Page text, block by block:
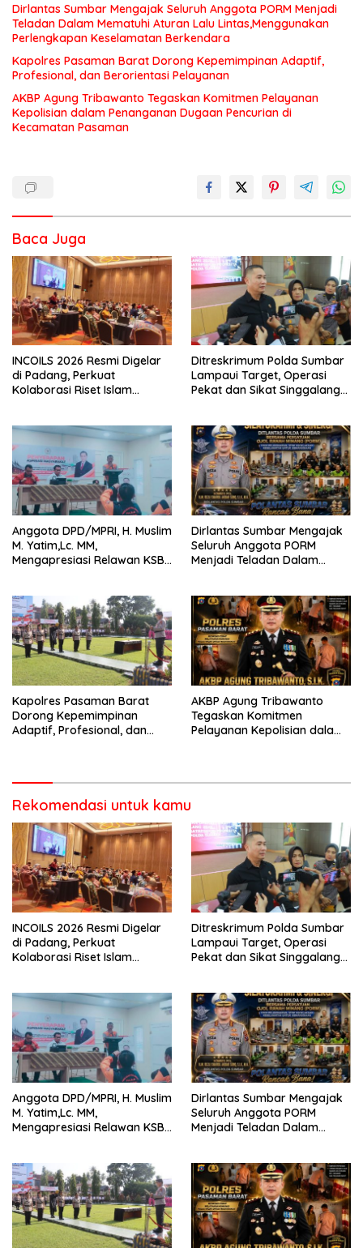
Dirlantas Sumbar Mengajak Seluruh Anggota PORM Menjadi
Teladan Dalam Mematuhi Aturan Lalu Lintas,Menggunakan
Perlengkapan Keselamatan Berkendara
Kapolres Pasaman Barat Dorong Kepemimpinan Adaptif,
Profesional, dan Berorientasi Pelayanan
AKBP Agung Tribawanto Tegaskan Komitmen Pelayanan
Kepolisian dalam Penanganan Dugaan Pencurian di
Kecamatan Pasaman
Baca Juga
INCOILS 2026 Resmi Digelar
di Padang, Perkuat
Kolaborasi Riset Islam
Ditreskrimum Polda Sumbar
Lampaui Target, Operasi
Pekat dan Sikat Singgalang
Anggota DPD/MPRI, H. Muslim
M. Yatim,Lc. MM,
Mengapresiasi Relawan KSB
Bencana
Dirlantas Sumbar Mengajak
Seluruh Anggota PORM
Menjadi Teladan Dalam
Perlengkapan Keselamatan
Berkendara
Kapolres Pasaman Barat
Dorong Kepemimpinan
Adaptif, Profesional, dan
AKBP Agung Tribawanto
Tegaskan Komitmen
Pelayanan Kepolisian dalam
Rekomendasi untuk kamu
INCOILS 2026 Resmi Digelar
di Padang, Perkuat
Kolaborasi Riset Islam
Ditreskrimum Polda Sumbar
Lampaui Target, Operasi
Pekat dan Sikat Singgalang
Anggota DPD/MPRI, H. Muslim
M. Yatim,Lc. MM,
Mengapresiasi Relawan KSB
Bencana
Dirlantas Sumbar Mengajak
Seluruh Anggota PORM
Menjadi Teladan Dalam
Perlengkapan Keselamatan
Berkendara